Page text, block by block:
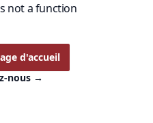
not a function
d'accueil
nous →